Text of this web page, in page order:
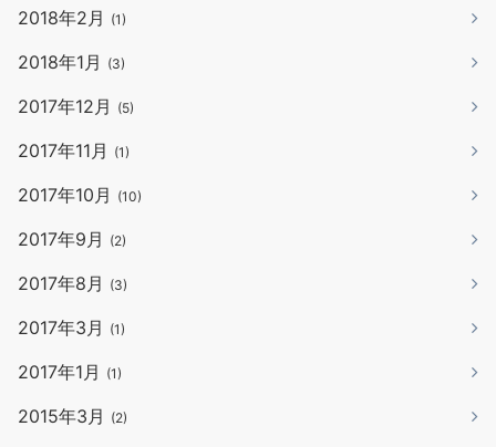
2018年2月 (1)
2018年1月 (3)
2017年12月 (5)
2017年11月 (1)
2017年10月 (10)
2017年9月 (2)
2017年8月 (3)
2017年3月 (1)
2017年1月 (1)
2015年3月 (2)